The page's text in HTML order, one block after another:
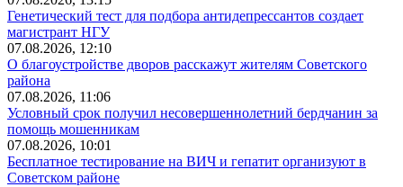
Генетический тест для подбора антидепрессантов создает
магистрант НГУ
07.08.2026, 12:10
О благоустройстве дворов расскажут жителям Советского
района
07.08.2026, 11:06
Условный срок получил несовершеннолетний бердчанин за
помощь мошенникам
07.08.2026, 10:01
Бесплатное тестирование на ВИЧ и гепатит организуют в
Советском районе